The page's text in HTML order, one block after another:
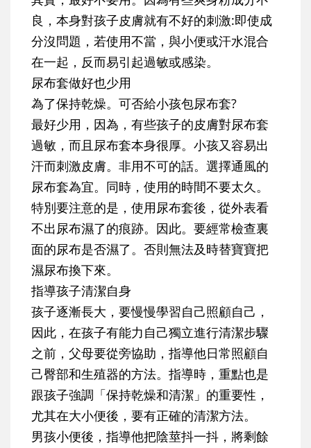
良，本身對孩子皮膚就有不好的刺激:即使成
分沒問題，若使用不當，與小便或汗水混合
在一起，反而易引起過敏或感染。
尿布套做好也少用
為了保持乾燥。可否給小孩包尿布套?
最好少用，因為，有些孩子的皮膚對尿布套
過敏，而且尿布套本身很厚。小孩又容易出
汗而刺激皮膚。非用不可的話。選擇通風的
尿布套為宜。同時，使用的時間不要太久。
特別要注意的是，使用尿布套後，從外表看
不出尿布濕了的痕跡。因此。要經常檢查裏
面的尿布是否濕了。否則無法及時替寶寶把
濕尿布換下來。
指導孩子清潔自身
孩子逐漸長大，要慢慢學習自己照顧自己，
因此，在孩子有能力自己獨立進行清潔步驟
之前，父母要從旁協助，指導他日常照顧自
己臀部和生殖器的方法。指導時，重點也是
跟孩子強調「保持乾燥和清潔」的重要性，
尤其在大小便後，要有正確的清潔方法。
男孩小便後，指導他把陰莖抖一抖，將剩餘